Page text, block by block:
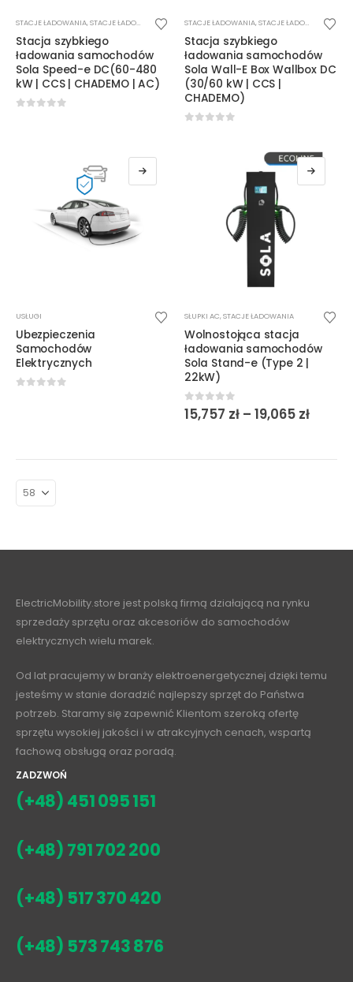
STACJE ŁADOWANIA,STACJE ŁADOWANIA DC
Stacja szybkiego
ładowania samochodów
Sola Speed-e DC(60-480
kW | CCS | CHADEMO | AC)
STACJE ŁADOWANIA,STACJE ŁADOWANIA DC
Stacja szybkiego
ładowania samochodów
Sola Wall-E Box Wallbox DC
(30/60 kW | CCS |
CHADEMO)
USŁUGI
Ubezpieczenia
Samochodów
Elektrycznych
produkt
ma
wiele
wariantów.
Opcje
można
SŁUPKI AC,STACJE ŁADOWANIA
Wolnostojąca stacja
ładowania samochodów
Sola Stand-e (Type 2 |
22kW)
0out of 5
15,757 zł – 19,065 zł
do
ElectricMobility.store jest polską firmą działającą na rynku
sprzedaży sprzętu oraz akcesoriów do samochodów
elektrycznych wielu marek.
Od lat pracujemy w branży elektroenergetycznej dzięki temu
jesteśmy w stanie doradzić najlepszy sprzęt do Państwa
potrzeb. Staramy się zapewnić Klientom szeroką ofertę
sprzętu wysokiej jakości i w atrakcyjnych cenach, wspartą
fachową obsługą oraz poradą.
ZADZWOŃ
(+48) 451 095 151
(+48) 791 702 200
(+48) 517 370 420
(+48) 573 743 876